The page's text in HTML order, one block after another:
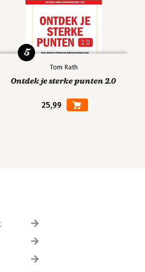
Tom Rath
Ontdek je sterke punten 2.0
25,99
5